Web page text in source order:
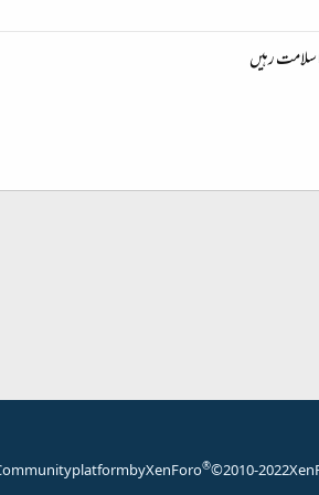
رہیں
platform by XenForo®© 2010-2022